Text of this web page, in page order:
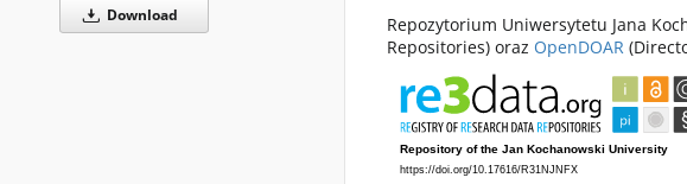
Download Repozytorium Uniwersytetu Jana
Repositories) oraz OpenDOAR